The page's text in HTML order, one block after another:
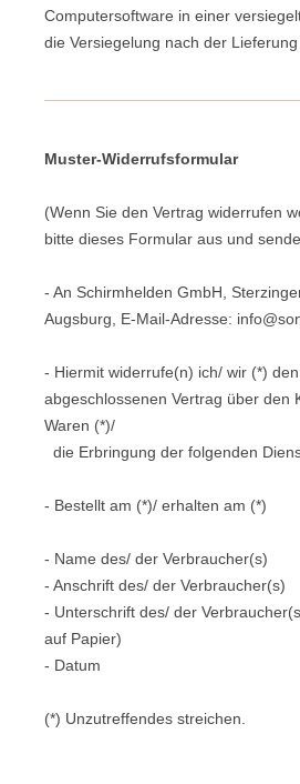
Computersoftware in einer
die Versiegelung nach der
Muster-Widerrufsformular
(Wenn Sie den Vertrag widerrufen
bitte dieses Formular aus und
- An Schirmhelden GmbH,
Augsburg, E-Mail-Adresse:
- Hiermit widerrufe(n) ich/ wir (*)
abgeschlossenen Vertrag über den
Waren (*)/
die Erbringung der folgenden
- Bestellt am (*)/ erhalten am (*)
- Name des/ der Verbraucher(s)
- Anschrift des/ der Verbraucher(s)
- Unterschrift des/ der
auf Papier)
- Datum
(*) Unzutreffendes streichen.